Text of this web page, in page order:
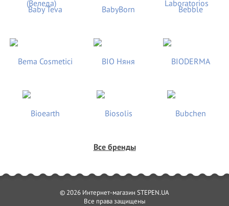
Все бренды
© 2026 Интернет-магазин STEPEN.UA
Все права защищены